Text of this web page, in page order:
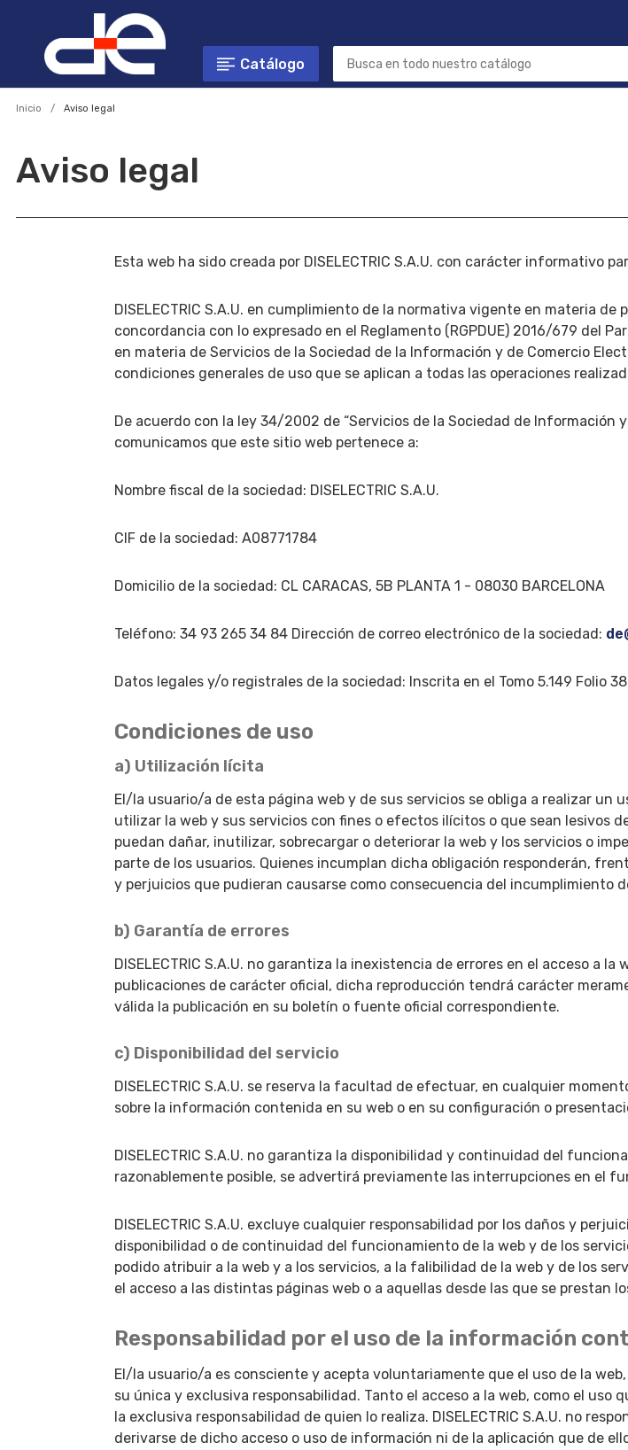
Catálogo
Inicio Aviso legal
Aviso legal
Esta web ha sido creada por DISELECTRIC S.A.U. con carácter informativo
DISELECTRIC S.A.U. en cumplimiento de la normativa vigente en materia
concordancia con lo expresado en el Reglamento (RGPDUE) 2016/679 del
en materia de Servicios de la Sociedad de la Información y de Comercio
condiciones generales de uso que se aplican a todas las operaciones
De acuerdo con la ley 34/2002 de “Servicios de la Sociedad de Información
comunicamos que este sitio web pertenece a:
Nombre fiscal de la sociedad: DISELECTRIC S.A.U.
CIF de la sociedad: A08771784
Domicilio de la sociedad: CL CARACAS, 5B PLANTA 1 - 08030 BARCELONA
Teléfono: 34 93 265 34 84 Dirección de correo electrónico de la sociedad:
Datos legales y/o registrales de la sociedad: Inscrita en el Tomo 5.149 Folio
Condiciones de uso
a) Utilización lícita
El/la usuario/a de esta página web y de sus servicios se obliga a realizar un
utilizar la web y sus servicios con fines o efectos ilícitos o que sean lesivos
puedan dañar, inutilizar, sobrecargar o deteriorar la web y los servicios o
parte de los usuarios. Quienes incumplan dicha obligación responderán,
y perjuicios que pudieran causarse como consecuencia del incumplimiento
b) Garantía de errores
DISELECTRIC S.A.U. no garantiza la inexistencia de errores en el acceso a
publicaciones de carácter oficial, dicha reproducción tendrá carácter
válida la publicación en su boletín o fuente oficial correspondiente.
c) Disponibilidad del servicio
DISELECTRIC S.A.U. se reserva la facultad de efectuar, en cualquier
sobre la información contenida en su web o en su configuración o
DISELECTRIC S.A.U. no garantiza la disponibilidad y continuidad del
razonablemente posible, se advertirá previamente las interrupciones en el
DISELECTRIC S.A.U. excluye cualquier responsabilidad por los daños y
disponibilidad o de continuidad del funcionamiento de la web y de los
podido atribuir a la web y a los servicios, a la falibilidad de la web y de los
el acceso a las distintas páginas web o a aquellas desde las que se prestan
Responsabilidad por el uso de la información
El/la usuario/a es consciente y acepta voluntariamente que el uso de la
su única y exclusiva responsabilidad. Tanto el acceso a la web, como el
la exclusiva responsabilidad de quien lo realiza. DISELECTRIC S.A.U. no
derivarse de dicho acceso o uso de información ni de la aplicación que de